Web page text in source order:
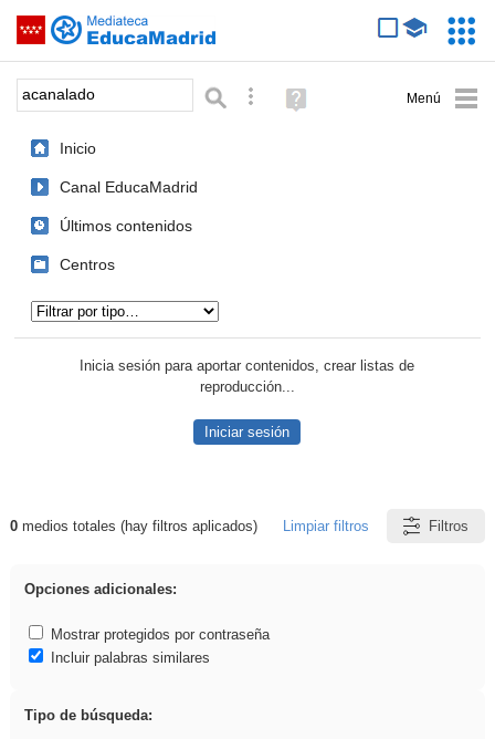
Saltar navegación
Palabra o frase: Búsqueda avanzada
Ayuda
(en
Inicio
Canal EducaMadrid
Últimos contenidos
Centros
Inicia sesión para aportar contenidos, crear listas de
reproducción...
Iniciar sesión
Resultados de: acanalado
0medios totales (hay filtros aplicados) Limpiar filtros Filtros
Opciones adicionales:
Mostrar protegidos por contraseña
Incluir palabras similares
Tipo de búsqueda: